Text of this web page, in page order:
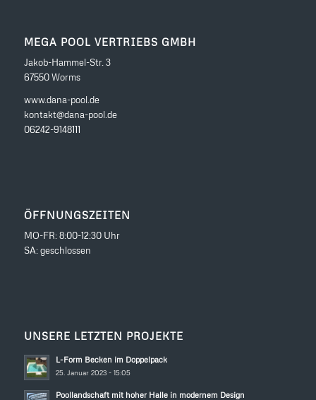
MEGA POOL VERTRIEBS GMBH
Jakob-Hammel-Str. 3
67550 Worms
www.dana-pool.de
kontakt@dana-pool.de
06242-9148111
ÖFFNUNGSZEITEN
MO-FR: 8:00-12:30 Uhr
SA: geschlossen
UNSERE LETZTEN PROJEKTE
L-Form Becken im Doppelpack
25. Januar 2023 - 15:05
Poollandschaft mit hoher Halle in modernem Design